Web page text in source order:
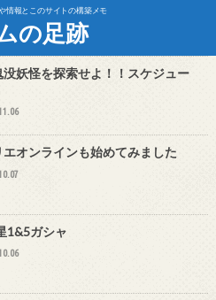
情報とこのサイトの構築メモ
の足跡
没妖怪を探索せよ！！スケジュー
エオンラインも始めてみました
1&5ガシャ